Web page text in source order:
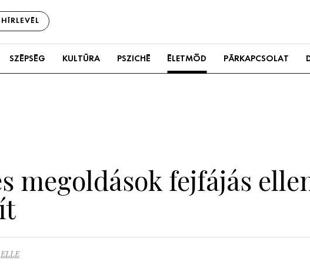
HÍRLEVÉL
SZÉPSÉG KULTÚRA PSZICHÉ ÉLETMÓD PÁRKAPCSOLAT
megoldások fejfájás
ELLE